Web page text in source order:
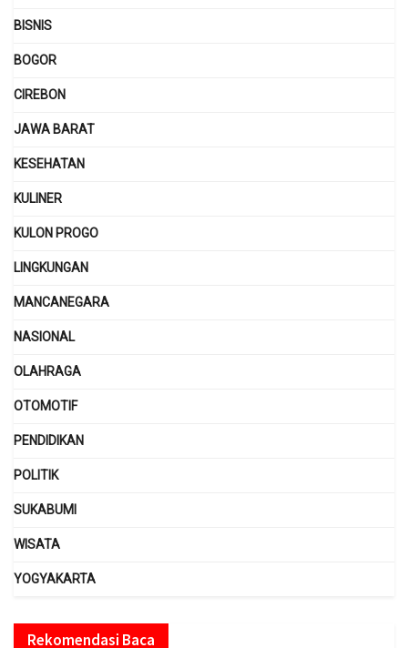
BISNIS
BOGOR
CIREBON
JAWA BARAT
KESEHATAN
KULINER
KULON PROGO
LINGKUNGAN
MANCANEGARA
NASIONAL
OLAHRAGA
OTOMOTIF
PENDIDIKAN
POLITIK
SUKABUMI
WISATA
YOGYAKARTA
Rekomendasi Baca